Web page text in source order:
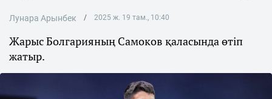
Лунара Арынбек 2025 ж. 19 там., 10:40
Жарыс Болгарияның Самоков қаласында өтіп
жатыр.